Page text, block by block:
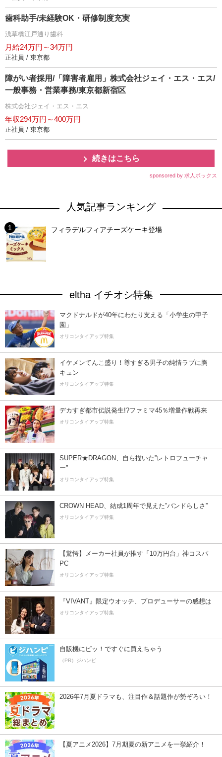
歯科助手/未経験OK・研修制度充実
浅草橋江戸通り歯科
月給24万円～34万円
正社員 / 東京都
障がい者採用/「障害者雇用」株式会社ジェイ・エス・エス/
一般事務・営業事務/東京都新宿区
株式会社ジェイ・エス・エス
年収294万円～400万円
正社員 / 東京都
続きはこちら
sponsored by 求人ボックス
人気記事ランキング
フィラデルフィアチーズケーキ登場
eltha イチオシ特集
マクドナルドが40年にわたり支える「小学生の甲子
園」
オリコンタイアップ特集
イケメンてんこ盛り！尊すぎる男子の純情ラブに胸
キュン
オリコンタイアップ特集
デカすぎ都市伝説発生!?ファミマ45％増量作戦再来
オリコンタイアップ特集
SUPER★DRAGON、自ら描いた”レトロフューチャ
ー”
オリコンタイアップ特集
CROWN HEAD、結成1周年で見えた”バンドらしさ”
オリコンタイアップ特集
【驚愕】メーカー社員が推す「10万円台」神コスパ
PC
オリコンタイアップ特集
『VIVANT』限定ウオッチ、プロデューサーの感想は
オリコンタイアップ特集
自販機にピッ！ですぐに買えちゃう
（PR）ジハンピ
2026年7月夏ドラマも、注目作＆話題作が勢ぞろい！
【夏アニメ2026】7月期夏の新アニメを一挙紹介！